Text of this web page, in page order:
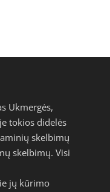
Ukmergės,
tokios didelės
skelbimų
skelbimų. Visi
jų kūrimo